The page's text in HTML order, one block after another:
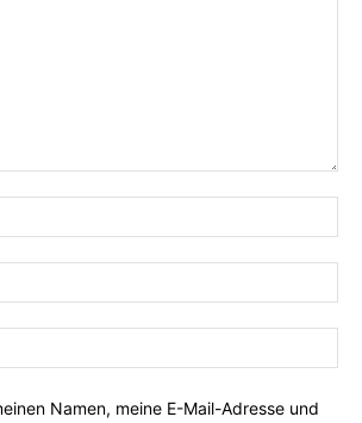
Namen, meine E-Mail-Adresse und